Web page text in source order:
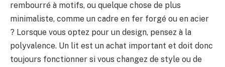
rembourré à motifs, ou quelque chose de plus
minimaliste, comme un cadre en fer forgé ou en acier
? Lorsque vous optez pour un design, pensez à la
polyvalence. Un lit est un achat important et doit donc
toujours fonctionner si vous changez de style ou de